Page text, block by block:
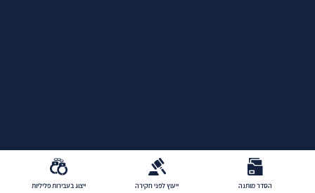
הסדר מותנה ייעוץ לפני חקירה ייצוג בעבירות פליליות